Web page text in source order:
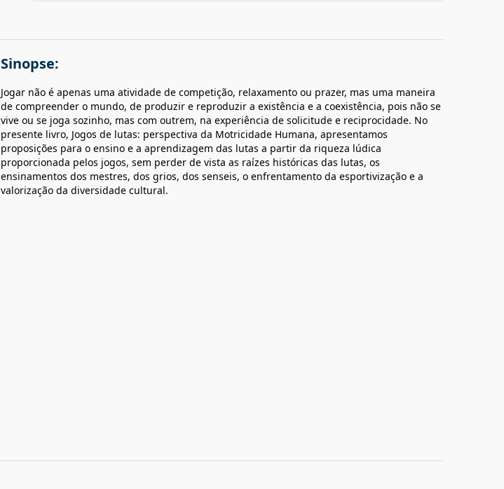
Sinopse:
Jogar não é apenas uma atividade de competição, relaxamento ou prazer, mas uma maneira
de compreender o mundo, de produzir e reproduzir a existência e a coexistência, pois não se
vive ou se joga sozinho, mas com outrem, na experiência de solicitude e reciprocidade. No
presente livro, Jogos de lutas: perspectiva da Motricidade Humana, apresentamos
proposições para o ensino e a aprendizagem das lutas a partir da riqueza lúdica
proporcionada pelos jogos, sem perder de vista as raízes históricas das lutas, os
ensinamentos dos mestres, dos grios, dos senseis, o enfrentamento da esportivização e a
valorização da diversidade cultural.